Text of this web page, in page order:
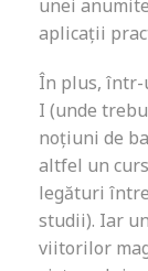
unei
aplicații
În plus, într-
I (unde
noțiuni de
altfel un
legături
studii). Iar
viitorilor